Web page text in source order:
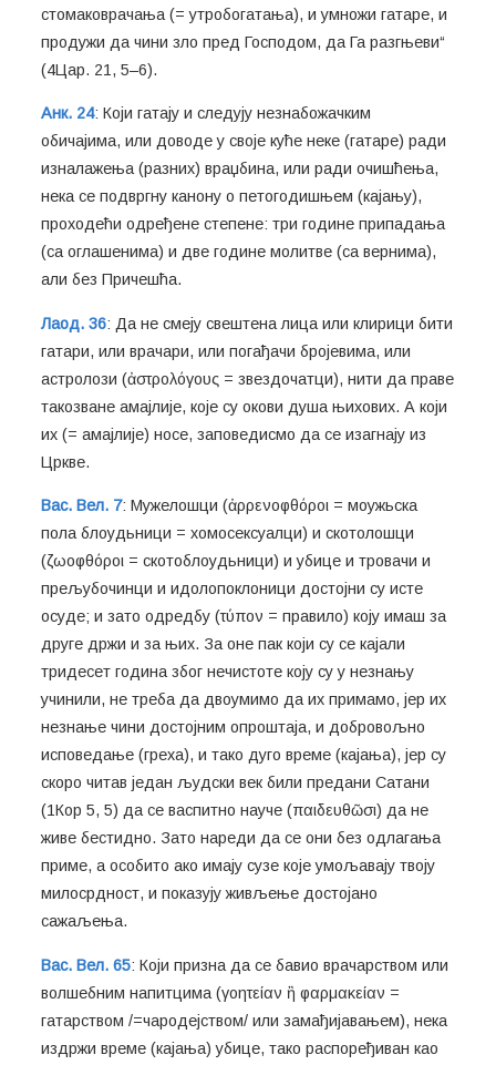
стомаковрачања (= утробогатања), и умножи гатаре, и
продужи да чини зло пред Господом, да Га разгњеви“
(4Цар. 21, 5–6).
Анк. 24: Који гатају и следују незнабожачким
обичајима, или доводе у своје куће неке (гатаре) ради
изналажења (разних) враџбина, или ради очишћења,
нека се подвргну канону о петогодишњем (кајању),
проходећи одређене степене: три године припадања
(са оглашенима) и две године молитве (са вернима),
али без Причешћа.
Лаод. 36: Да не смеју свештена лица или клирици бити
гатари, или врачари, или погађачи бројевима, или
астролози (ἀστρολόγους = звездочатци), нити да праве
такозване амајлије, које су окови душа њихових. А који
их (= амајлије) носе, заповедисмо да се изагнају из
Цркве.
Вас. Вел. 7: Мужелошци (ἀρρενοφθόροι = моужьска
пола блоудьници = хомосексуалци) и скотолошци
(ζωοφθόροι = скотоблоудьници) и убице и тровачи и
прељубочинци и идолопоклоници достојни су исте
осуде; и зато одредбу (τύπον = правило) коју имаш за
друге држи и за њих. За оне пак који су се кајали
тридесет година због нечистоте коју су у незнању
учинили, не треба да двоумимо да их примамо, јер их
незнање чини достојним опроштаја, и добровољно
исповедање (греха), и тако дуго време (кајања), јер су
скоро читав један људски век били предани Сатани
(1Кор 5, 5) да се васпитно науче (παιδευθῶσι) да не
живе бестидно. Зато нареди да се они без одлагања
приме, а особито ако имају сузе које умољавају твоју
милосрдност, и показују живљење достојано
сажаљења.
Вас. Вел. 65: Који призна да се бавио врачарством или
волшебним напитцима (γοητείαν ἢ φαρμακείαν =
гатарством /=чародејством/ или замађијавањем), нека
издржи време (кајања) убице, тако распоређиван као